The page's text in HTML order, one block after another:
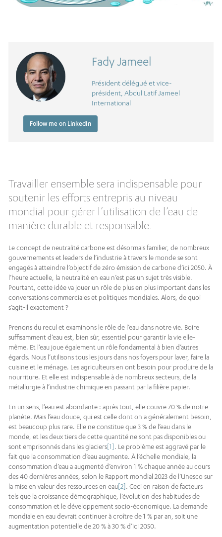
Fady Jameel
Président délégué et vice-
président, Abdul Latif Jameel
International
Follow me on LinkedIn
Travailler ensemble sera indispensable pour
soutenir les efforts entrepris au niveau
mondial pour gérer l’utilisation de l’eau de
manière durable et responsable.
Le concept de neutralité carbone est désormais familier, de nombreux
gouvernements et leaders de l’industrie à travers le monde se sont
engagés à atteindre l’objectif de zéro émission de carbone d’ici 2050. À
l’heure actuelle, la neutralité en eau n’est pas un sujet très visible.
Pourtant, cette idée va jouer un rôle de plus en plus important dans les
conversations commerciales et politiques mondiales. Alors, de quoi
s’agit-il exactement ?
Prenons du recul et examinons le rôle de l’eau dans notre vie. Boire
suffisamment d’eau est, bien sûr, essentiel pour garantir la vie elle-
même. Et l’eau joue également un rôle fondamental à bien d’autres
égards. Nous l’utilisons tous les jours dans nos foyers pour laver, faire la
cuisine et le ménage. Les agriculteurs en ont besoin pour produire de la
nourriture. Et elle est indispensable à de nombreux secteurs, de la
métallurgie à l’industrie chimique en passant par la filière papier.
En un sens, l’eau est abondante : après tout, elle couvre 70 % de notre
planète. Mais l’eau douce, qui est celle dont on a généralement besoin,
est beaucoup plus rare. Elle ne constitue que 3 % de l’eau dans le
monde, et les deux tiers de cette quantité ne sont pas disponibles ou
sont emprisonnés dans les glaciers[1]. Le problème est aggravé par le
fait que la consommation d’eau augmente. À l’échelle mondiale, la
consommation d’eau a augmenté d’environ 1 % chaque année au cours
des 40 dernières années, selon le Rapport mondial 2023 de l’Unesco sur
la mise en valeur des ressources en eau[2]. Ceci en raison de facteurs
tels que la croissance démographique, l’évolution des habitudes de
consommation et le développement socio-économique. La demande
mondiale en eau devrait continuer à croître de 1 % par an, soit une
augmentation potentielle de 20 % à 30 % d’ici 2050.